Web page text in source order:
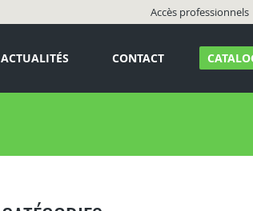
Accès professionnels
ACTUALITÉS CONTACT